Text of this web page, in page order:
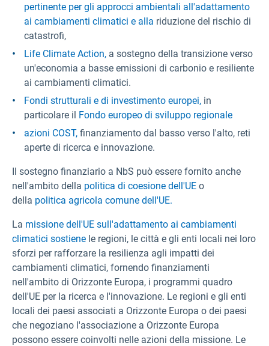
pertinente per gli approcci ambientali all'adattamento
ai cambiamenti climatici e alla riduzione del rischio di
catastrofi,
Life Climate Action, a sostegno della transizione verso
un'economia a basse emissioni di carbonio e resiliente
ai cambiamenti climatici.
Fondi strutturali e di investimento europei, in
particolare il Fondo europeo di sviluppo regionale
azioni COST, finanziamento dal basso verso l'alto, reti
aperte di ricerca e innovazione.
Il sostegno finanziario a NbS può essere fornito anche
nell'ambito della politica di coesione dell'UE o
della politica agricola comune dell'UE.
La missione dell'UE sull'adattamento ai cambiamenti
climatici sostiene le regioni, le città e gli enti locali nei loro
sforzi per rafforzare la resilienza agli impatti dei
cambiamenti climatici, fornendo finanziamenti
nell'ambito di Orizzonte Europa, i programmi quadro
dell'UE per la ricerca e l'innovazione. Le regioni e gli enti
locali dei paesi associati a Orizzonte Europa o dei paesi
che negoziano l'associazione a Orizzonte Europa
possono essere coinvolti nelle azioni della missione. Le